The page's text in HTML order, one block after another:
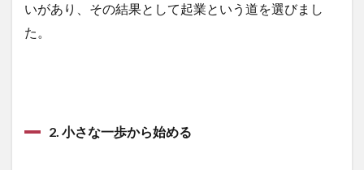
いがあり、その結果として起業という道を選びまし
た。
2. 小さな一歩から始める